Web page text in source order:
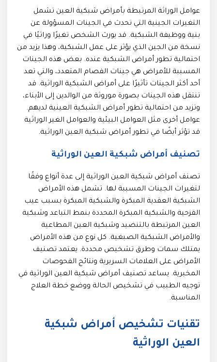
عوامل الوراثة المرتبطة بأمراض شبكية العين تشمل
التغيرات الجينية التي تحدث في الجينات المسؤولة عن
بنية ووظيفة الشبكية. قد يورث الشخص تغيرًا وراثيًا في
نسخة من الجين الذي يؤثر على عمل الشبكية، وهذا يزيد من
احتمالية تطور أمراض الشبكية عنده. بعض هذه الجينات
المسببة للأمراض هي جينات الفصام المتعدد، والتي تعد
أحد أكثر الجينات تأثيرًا على أمراض الشبكية الوراثية. قد
تنتقل هذه الجينات بصورة موروثة من الوالدين إلى الأبناء،
وتزيد من احتمالية تطور أمراض الشبكية العينية لديهم.
عوامل أخرى مثل العوامل البيئية والعوامل الغير الوراثية
قد تؤثر أيضًا في تطور أمراض شبكية العين الوراثية.
تصنيف أمراض شبكية العين الوراثية
تصنف أمراض شبكية العين الوراثية إلى عدة أنواع وفقًا
لتغيرات الجينات المسببة لها. تشمل هذه الأمراض
الشبكية العقدية المبكرة والشبكية المبكرة بسبب عيب
القزحية والشبكية المبكرة المحددة بنمط التباعد وشبكية
العين المرتبطة بالتنضيد وشبكية العين المطاعية
والأمراض الشبكية الصبغية. كل نوع من هذه الأمراض
يمتلك سمات وطرق تشخيص محددة. يعتمد تصنيف
الأمراض على العلامات السريرية ونتائج الفحوصات
المخبرية. يساعد تصنيف أمراض شبكية العين الوراثية في
توجيه الطبيب في تشخيص الحالة ووضع خطة العلاج
المناسبة.
تقنيات تشخيص أمراض شبكية
العين الوراثية